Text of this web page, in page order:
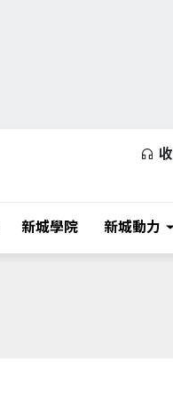
新城學院 新城動力